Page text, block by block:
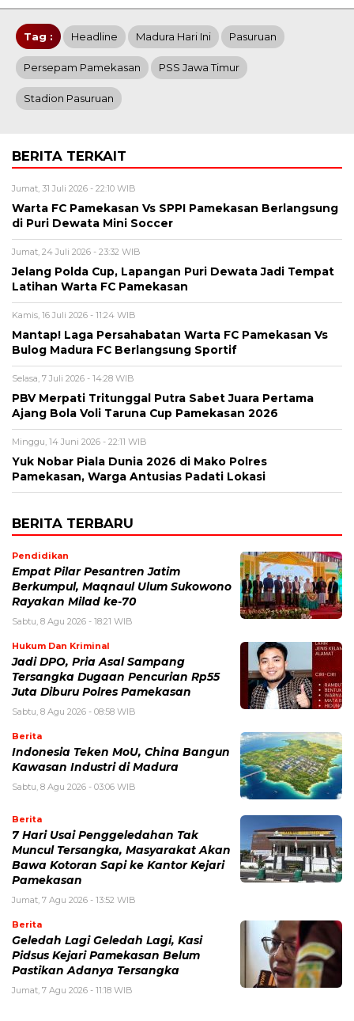
Tag : Headline Madura Hari Ini Pasuruan
Persepam Pamekasan PSS Jawa Timur
Stadion Pasuruan
BERITA TERKAIT
Jumat, 31 Juli 2026 - 22:10 WIB
Warta FC Pamekasan Vs SPPI Pamekasan Berlangsung
di Puri Dewata Mini Soccer
Jumat, 24 Juli 2026 - 23:32 WIB
Jelang Polda Cup, Lapangan Puri Dewata Jadi Tempat
Latihan Warta FC Pamekasan
Kamis, 16 Juli 2026 - 11:24 WIB
Mantap! Laga Persahabatan Warta FC Pamekasan Vs
Bulog Madura FC Berlangsung Sportif
Selasa, 7 Juli 2026 - 14:28 WIB
PBV Merpati Tritunggal Putra Sabet Juara Pertama
Ajang Bola Voli Taruna Cup Pamekasan 2026
Minggu, 14 Juni 2026 - 22:11 WIB
Yuk Nobar Piala Dunia 2026 di Mako Polres
Pamekasan, Warga Antusias Padati Lokasi
BERITA TERBARU
Pendidikan
Empat Pilar Pesantren Jatim
Berkumpul, Maqnaul Ulum Sukowono
Rayakan Milad ke-70
Sabtu, 8 Agu 2026 - 18:21 WIB
Hukum Dan Kriminal
Jadi DPO, Pria Asal Sampang
Tersangka Dugaan Pencurian Rp55
Juta Diburu Polres Pamekasan
Sabtu, 8 Agu 2026 - 08:58 WIB
Berita
Indonesia Teken MoU, China Bangun
Kawasan Industri di Madura
Sabtu, 8 Agu 2026 - 03:06 WIB
Berita
7 Hari Usai Penggeledahan Tak
Muncul Tersangka, Masyarakat Akan
Bawa Kotoran Sapi ke Kantor Kejari
Pamekasan
Jumat, 7 Agu 2026 - 13:52 WIB
Berita
Geledah Lagi Geledah Lagi, Kasi
Pidsus Kejari Pamekasan Belum
Pastikan Adanya Tersangka
Jumat, 7 Agu 2026 - 11:18 WIB